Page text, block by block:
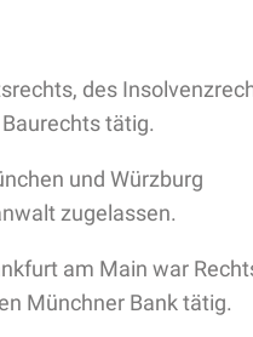
des
tätig.
und Würzburg
zugelassen.
am Main war
Münchner Bank tätig.